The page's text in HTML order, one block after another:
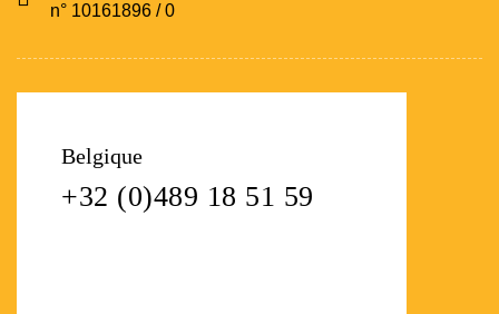
n° 10161896 / 0
Belgique
+32 (0)489 18 51 59